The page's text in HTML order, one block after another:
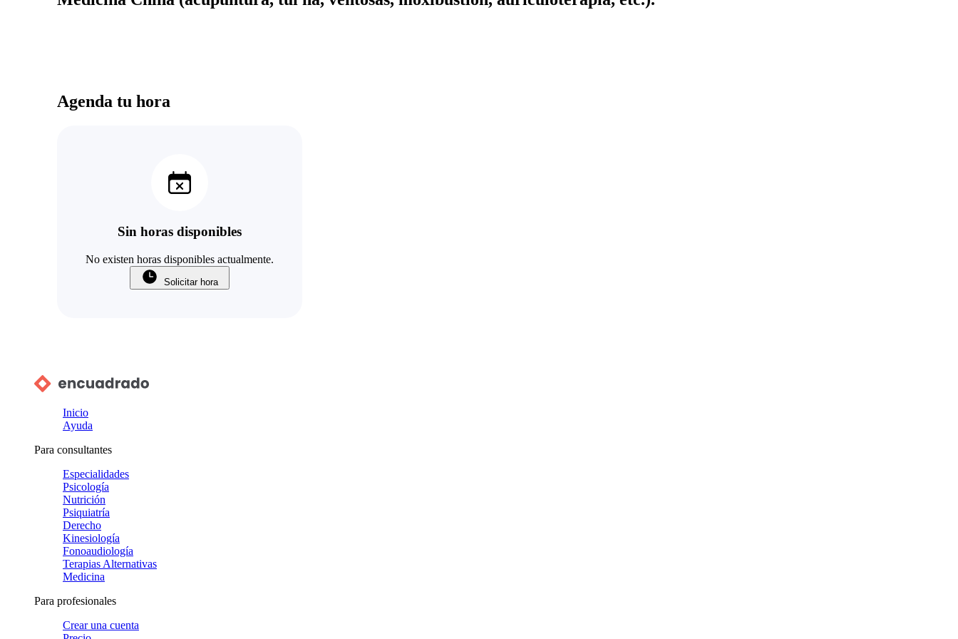
Agenda tu hora
Sin horas disponibles
No existen horas disponibles actualmente.
Solicitar hora
Inicio
Ayuda
Para consultantes
Especialidades
Psicología
Nutrición
Psiquiatría
Derecho
Kinesiología
Fonoaudiología
Terapias Alternativas
Medicina
Para profesionales
Crear una cuenta